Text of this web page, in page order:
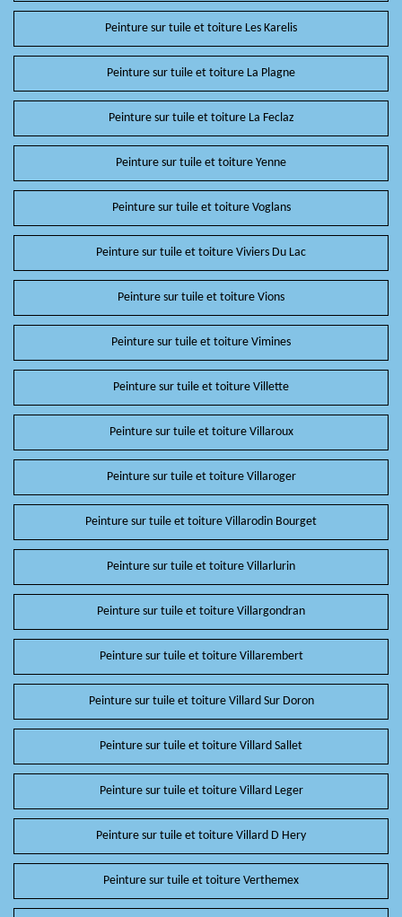
Peinture sur tuile et toiture Les Karelis
Peinture sur tuile et toiture La Plagne
Peinture sur tuile et toiture La Feclaz
Peinture sur tuile et toiture Yenne
Peinture sur tuile et toiture Voglans
Peinture sur tuile et toiture Viviers Du Lac
Peinture sur tuile et toiture Vions
Peinture sur tuile et toiture Vimines
Peinture sur tuile et toiture Villette
Peinture sur tuile et toiture Villaroux
Peinture sur tuile et toiture Villaroger
Peinture sur tuile et toiture Villarodin Bourget
Peinture sur tuile et toiture Villarlurin
Peinture sur tuile et toiture Villargondran
Peinture sur tuile et toiture Villarembert
Peinture sur tuile et toiture Villard Sur Doron
Peinture sur tuile et toiture Villard Sallet
Peinture sur tuile et toiture Villard Leger
Peinture sur tuile et toiture Villard D Hery
Peinture sur tuile et toiture Verthemex